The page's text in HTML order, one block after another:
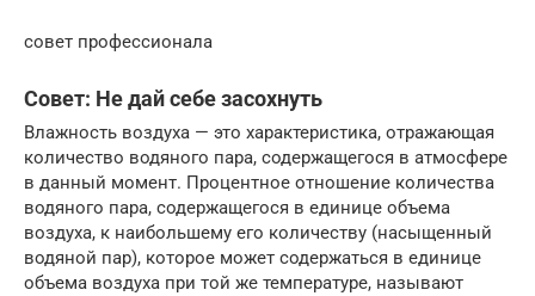
совет профессионала
Совет: Не дай себе засохнуть
Влажность воздуха — это характеристика, отражающая
количество водяного пара, содержащегося в атмосфере
в данный момент. Процентное отношение количества
водяного пара, содержащегося в единице объема
воздуха, к наибольшему его количеству (насыщенный
водяной пар), которое может содержаться в единице
объема воздуха при той же температуре, называют